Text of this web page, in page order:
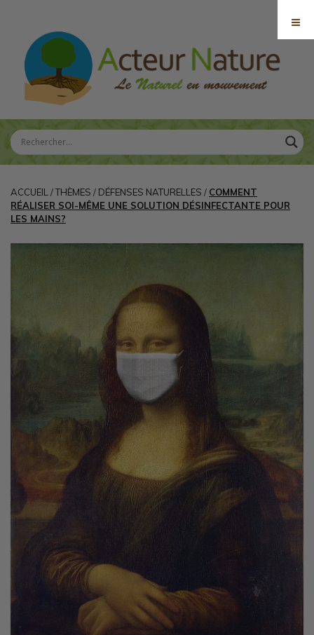
ACCUEIL /THÈMES / DÉFENSES NATURELLES / COMMENT
RÉALISER SOI-MÊME UNE SOLUTION DÉSINFECTANTE POUR
LES MAINS?